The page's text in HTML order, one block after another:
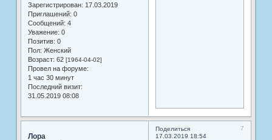
Зарегистрирован: 17.03.2019
Приглашений: 0
Сообщений: 4
Уважение: 0
Позитив: 0
Пол: Женский
Возраст: 62 [1964-04-02]
Провел на форуме:
1 час 30 минут
Последний визит:
31.05.2019 08:08
Поделиться
7
17.03.2019 18:54
Лора